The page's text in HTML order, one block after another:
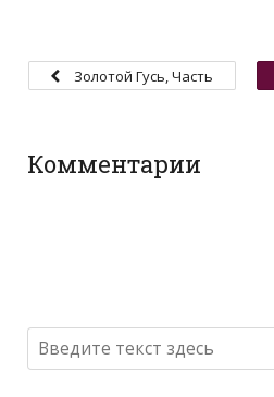
Золотой Гусь, Часть
Комментарии